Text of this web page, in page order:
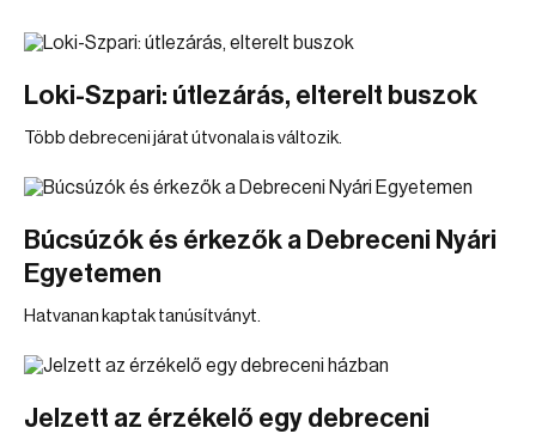
Loki-Szpari: útlezárás, elterelt buszok
Több debreceni járat útvonala is változik.
Búcsúzók és érkezők a Debreceni Nyári
Egyetemen
Hatvanan kaptak tanúsítványt.
Jelzett az érzékelő egy debreceni